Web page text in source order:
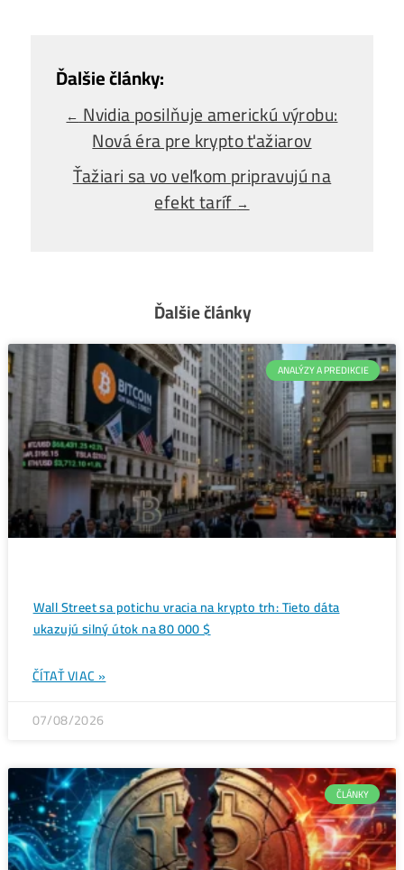
Ako Vybraťsprávny miner?
Alebo - pýtaj sa
Ozvi sa a naši odborníci Tiporadiaindividuálne.
Opýtaj sa Nás
←Nvidia posilňuje americkú výrobu:
Nová éra pre krypto ťažiarov
Ťažiari sa vo veľkom pripravujú na
efekt taríf→
Ďalšie články